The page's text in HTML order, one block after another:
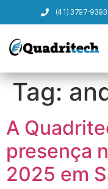
(41) 3797-9393
Tag:
A
presença
2025 em